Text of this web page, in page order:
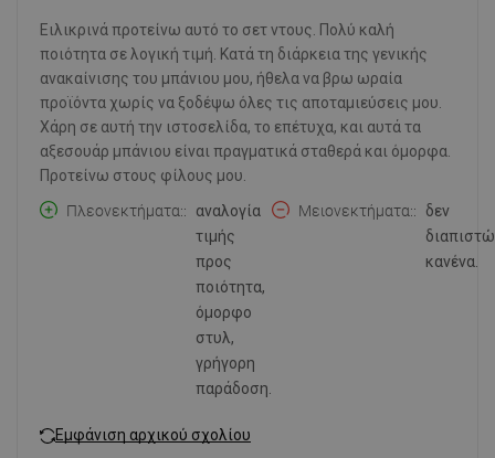
Ειλικρινά προτείνω αυτό το σετ ντους. Πολύ καλή
ποιότητα σε λογική τιμή. Κατά τη διάρκεια της γενικής
ανακαίνισης του μπάνιου μου, ήθελα να βρω ωραία
προϊόντα χωρίς να ξοδέψω όλες τις αποταμιεύσεις μου.
Χάρη σε αυτή την ιστοσελίδα, το επέτυχα, και αυτά τα
αξεσουάρ μπάνιου είναι πραγματικά σταθερά και όμορφα.
Προτείνω στους φίλους μου.
Πλεονεκτήματα:
αναλογία
τιμής
προς
ποιότητα,
όμορφο
στυλ,
γρήγορη
παράδοση.
Μειονεκτήματα:
δεν
κανένα.
Εμφάνιση αρχικού σχολίου